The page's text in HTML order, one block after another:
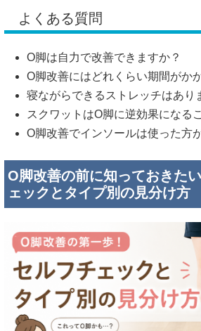
よくある質問
O脚は自力で改善できますか？
O脚改善にはどれくらい期間がか
寝ながらできるストレッチはあり
スクワットはO脚に逆効果になる
O脚改善でインソールは使った方
O脚改善の前に知っておきた
ェックとタイプ別の見分け方